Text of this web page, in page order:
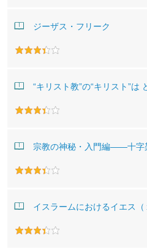
ジーザス・フリーク
“キリスト教”の“キリスト”は
宗教の神秘・入門編――十字
イスラームにおけるイエス（